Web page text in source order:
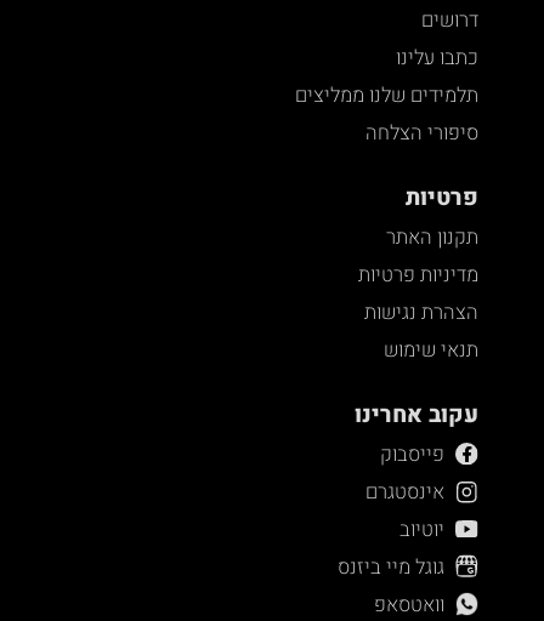
דרושים
כתבו עלינו
תלמידים שלנו ממליצים
סיפורי הצלחה
פרטיות
תקנון האתר
מדיניות פרטיות
הצהרת נגישות
תנאי שימוש
עקוב אחרינו
פייסבוק
אינסטגרם
יוטיוב
גוגל מיי ביזנס
וואטסאפ